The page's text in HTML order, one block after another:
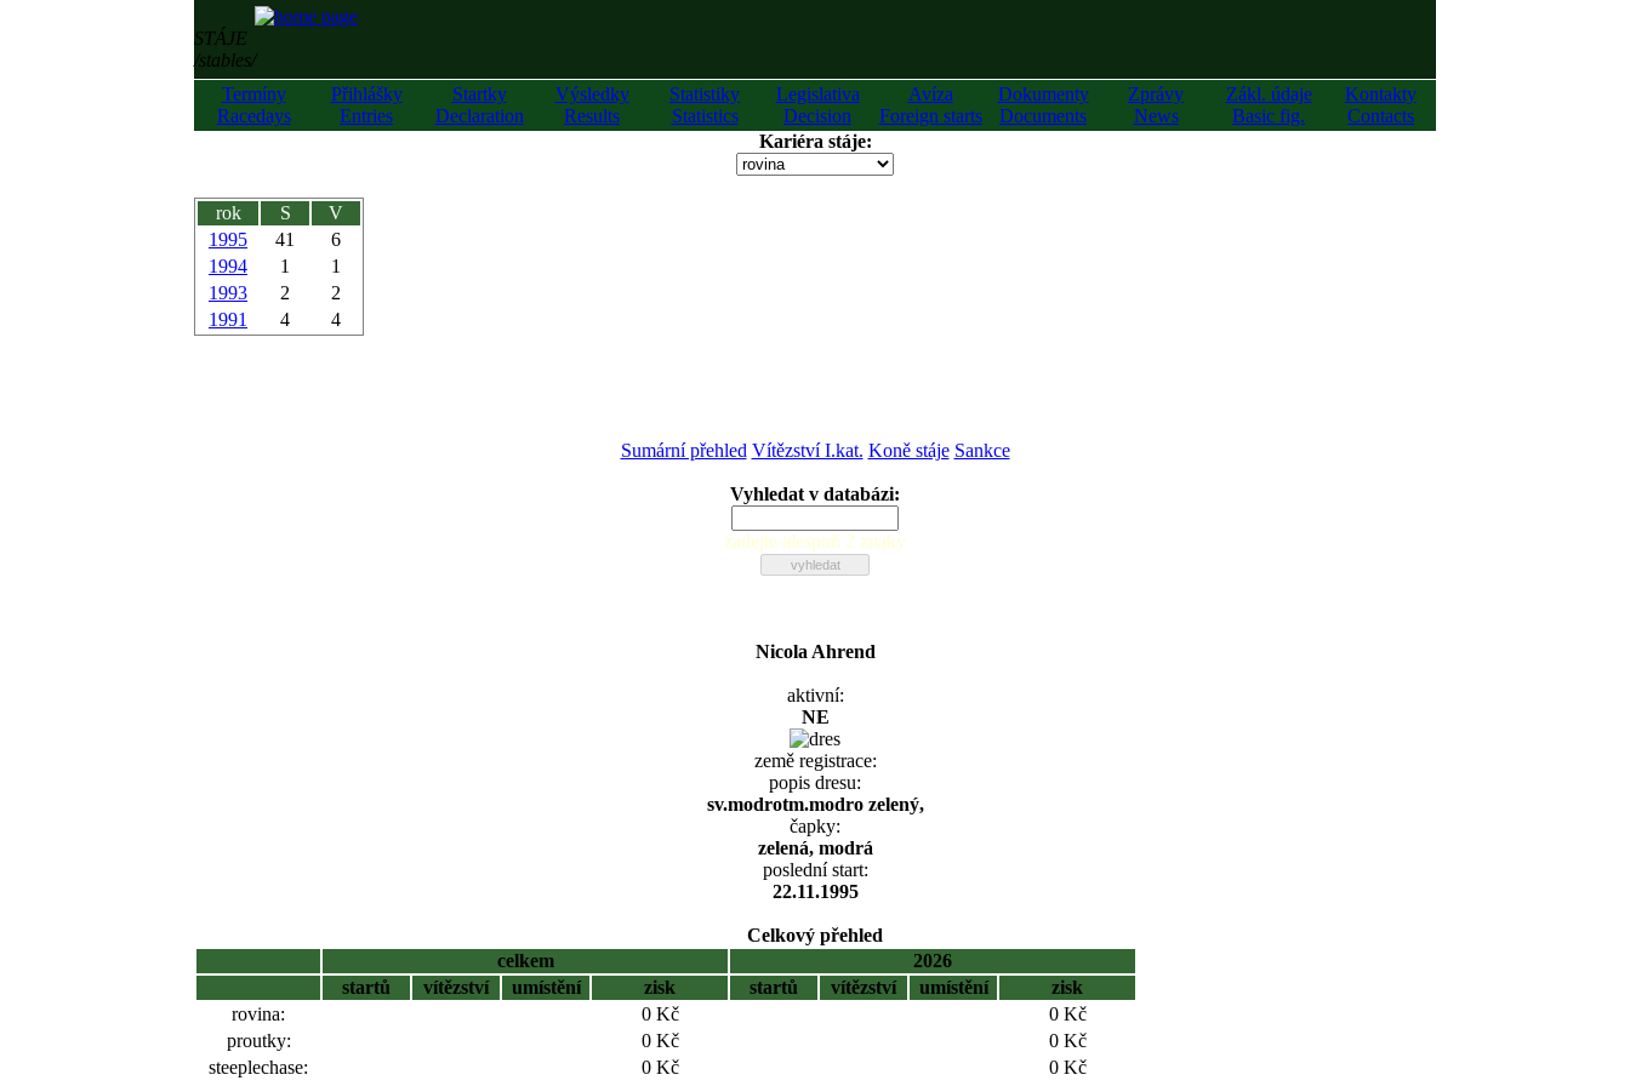
STÁJE
/stables/
Termíny
Racedays
Přihlášky
Entries
Startky
Declaration
Výsledky
Results
Statistiky
Statistics
Legislativa
Decision
Avíza
Foreign starts
Dokumenty
Documents
Zprávy
News
Zákl. údaje
Basic fig.
Kontakty
Contacts
Kariéra stáje:
rok S
V
1995
41
6
1994
1
1
1993
2
2
1991
4 4
Sumární přehled Vítězství I.kat. Koně stáje Sankce
Vyhledat v databázi:
zadejte alespoň 2 znaky
Nicola Ahrend
aktivní:
NE
země registrace:
popis dresu:
sv.modrotm.modro zelený,
čapky:
zelená, modrá
poslední start:
22.11.1995
Celkový přehled
celkem
2026
startů
vítězství umístění zisk startů vítězství umístění
zisk
rovina:
0 Kč
0 Kč
proutky:
0 Kč
0 Kč
steeplechase:
0 Kč
0 Kč